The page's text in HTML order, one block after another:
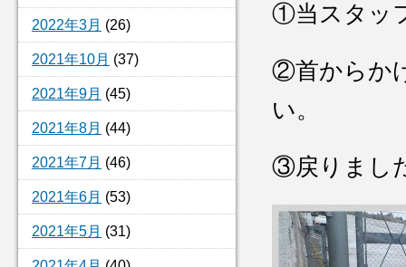
2022年3月 (26)
2021年10月 (37)
2021年9月 (45)
2021年8月 (44)
2021年7月 (46)
2021年6月 (53)
2021年5月 (31)
①当スタッ
②首からか
い。
③戻りまし